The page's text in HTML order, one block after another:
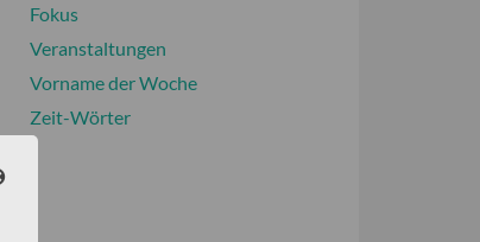
Fokus
Veranstaltungen
Vorname der Woche
Zeit-Wörter